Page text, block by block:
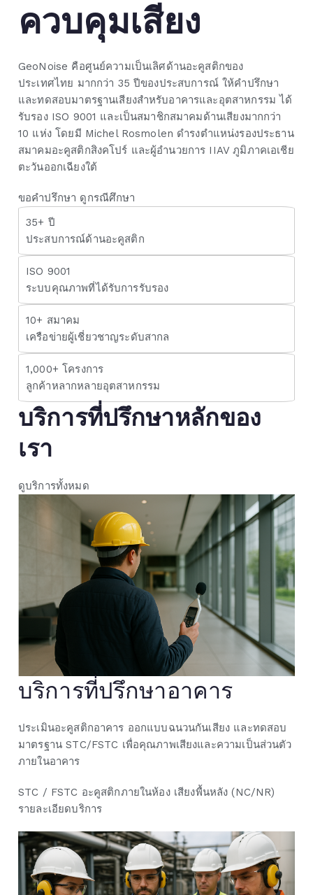
ควบคุมเสียง
GeoNoise คือศูนย์ความเป็นเลิศด้านอะคูสติกของ
ประเทศไทย มากกว่า 35 ปีของประสบการณ์ ให้คำปรึกษา
และทดสอบมาตรฐานเสียงสำหรับอาคารและอุตสาหกรรม ได้
รับรอง ISO 9001 และเป็นสมาชิกสมาคมด้านเสียงมากกว่า
10 แห่ง โดยมี Michel Rosmolen ดำรงตำแหน่งรองประธาน
สมาคมอะคูสติกสิงคโปร์ และผู้อำนวยการ IIAV ภูมิภาคเอเชีย
ตะวันออกเฉียงใต้
ขอคำปรึกษา ดูกรณีศึกษา
35+ ปี
ประสบการณ์ด้านอะคูสติก
ISO 9001
ระบบคุณภาพที่ได้รับการรับรอง
10+ สมาคม
เครือข่ายผู้เชี่ยวชาญระดับสากล
1,000+ โครงการ
ลูกค้าหลากหลายอุตสาหกรรม
บริการที่ปรึกษาหลักของ
เรา
ดูบริการทั้งหมด
บริการที่ปรึกษาอาคาร
ประเมินอะคูสติกอาคาร ออกแบบฉนวนกันเสียง และทดสอบ
มาตรฐาน STC/FSTC เพื่อคุณภาพเสียงและความเป็นส่วนตัว
ภายในอาคาร
STC / FSTC อะคูสติกภายในห้อง เสียงพื้นหลัง (NC/NR)
รายละเอียดบริการ